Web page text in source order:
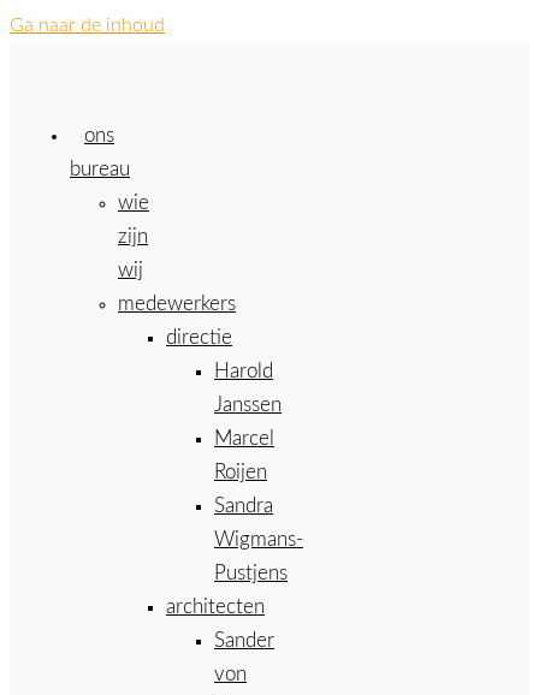
Ga naar de inhoud
ons
bureau
wie
zijn
wij
medewerkers
directie
Harold
Janssen
Marcel
Roijen
Sandra
Wigmans-
Pustjens
architecten
Sander
von